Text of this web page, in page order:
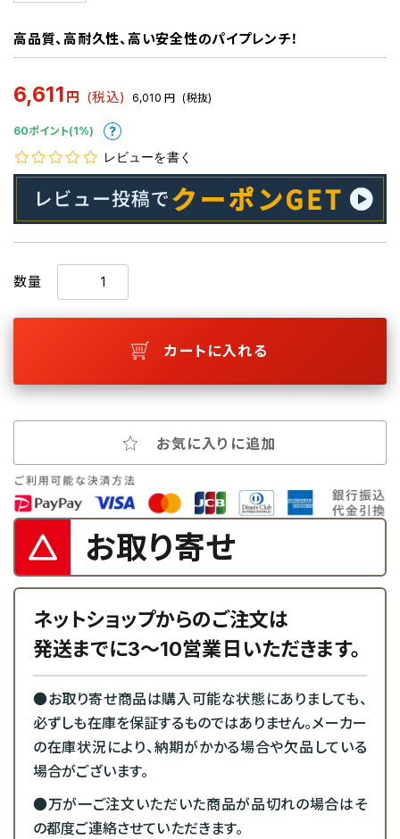
高品質、高耐久性、高い安全性のパイプレンチ！
6,611 円 (税込) 6,010 円 (税抜)
60ポイント(1%)
レビューを書く
数量
カートに入れる
お気に入りに追加
お取り寄せ
ネットショップからのご注文は
発送までに3～10営業日いただきます。
●お取り寄せ商品は購入可能な状態にありましても、
必ずしも在庫を保証するものではありません。メーカー
の在庫状況により、納期がかかる場合や欠品している
場合がございます。
●万が一ご注文いただいた商品が品切れの場合はそ
の都度ご連絡させていただきます。